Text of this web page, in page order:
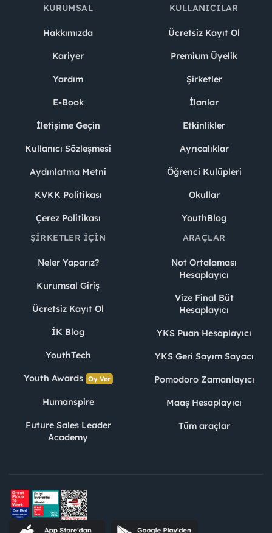
KURUMSAL
Hakkımızda
Kariyer
Yardım
E-Book
İletişime Geçin
Kullanıcı Sözleşmesi
Aydınlatma Metni
KVKK Politikası
Çerez Politikası
KULLANICILAR
Ücretsiz Kayıt Ol
Premium Üyelik
Şirketler
İlanlar
Etkinlikler
Ayrıcalıklar
Öğrenci Kulüpleri
Okullar
YouthBlog
ŞIRKETLER İÇIN
Neler Yaparız?
Kurumsal Giriş
Ücretsiz Kayıt Ol
İK Blog
YouthTech
Youth Awards Oy Ver
Humanspire
Future Sales Leader
Academy
ARAÇLAR
Not Ortalaması
Hesaplayıcı
Vize Final Büt
Hesaplayıcı
YKS Puan Hesaplayıcı
YKS Geri Sayım Sayacı
Pomodoro Zamanlayıcı
Maaş Hesaplayıcı
Tüm araçlar